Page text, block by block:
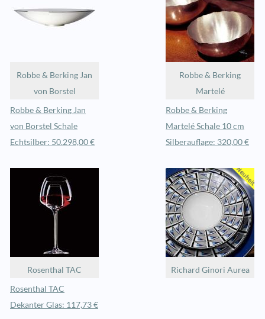
Robbe & Berking Jan
von Borstel
Robbe & Berking Jan
von Borstel Schale
Echtsilber: 50.298,00 €
Robbe & Berking
Martelé
Robbe & Berking
Martelé Schale 10 cm
Silberauflage: 320,00 €
Rosenthal TAC
Rosenthal TAC
Dekanter Glas: 117,73 €
Richard Ginori Aurea